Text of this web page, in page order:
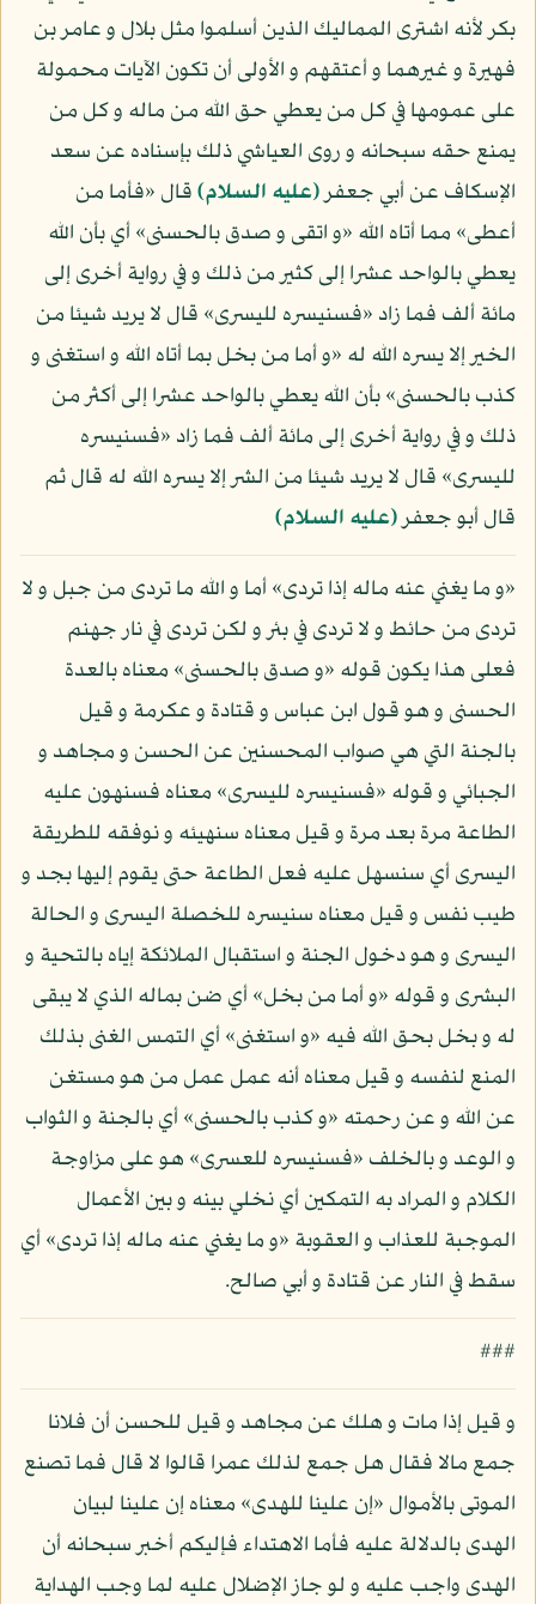
بكر لأنه اشترى المماليك الذين أسلموا مثل بلال و عامر بن
فهيرة و غيرهما و أعتقهم و الأولى أن تكون الآيات محمولة
على عمومها في كل من يعطي حق الله من ماله و كل من
يمنع حقه سبحانه و روى العياشي ذلك بإسناده عن سعد
الإسكاف عن أبي جعفر(عليه السلام)قال «فأما من
أعطى» مما أتاه الله «و اتقى و صدق بالحسنى» أي بأن الله
يعطي بالواحد عشرا إلى كثير من ذلك و في رواية أخرى إلى
مائة ألف فما زاد «فسنيسره لليسرى» قال لا يريد شيئا من
الخير إلا يسره الله له «و أما من بخل بما أتاه الله و استغنى و
كذب بالحسنى» بأن الله يعطي بالواحد عشرا إلى أكثر من
ذلك و في رواية أخرى إلى مائة ألف فما زاد «فسنيسره
لليسرى» قال لا يريد شيئا من الشر إلا يسره الله له قال ثم
قال أبو جعفر(عليه السلام)
«و ما يغني عنه ماله إذا تردى» أما و الله ما تردى من جبل و لا
تردى من حائط و لا تردى في بئر و لكن تردى في نار جهنم
فعلى هذا يكون قوله «و صدق بالحسنى» معناه بالعدة
الحسنى و هو قول ابن عباس و قتادة و عكرمة و قيل
بالجنة التي هي صواب المحسنين عن الحسن و مجاهد و
الجبائي و قوله «فسنيسره لليسرى» معناه فسنهون عليه
الطاعة مرة بعد مرة و قيل معناه سنهيئه و نوفقه للطريقة
اليسرى أي سنسهل عليه فعل الطاعة حتى يقوم إليها بجد و
طيب نفس و قيل معناه سنيسره للخصلة اليسرى و الحالة
اليسرى و هو دخول الجنة و استقبال الملائكة إياه بالتحية و
البشرى و قوله «و أما من بخل» أي ضن بماله الذي لا يبقى
له و بخل بحق الله فيه «و استغنى» أي التمس الغنى بذلك
المنع لنفسه و قيل معناه أنه عمل عمل من هو مستغن
عن الله و عن رحمته «و كذب بالحسنى» أي بالجنة و الثواب
و الوعد و بالخلف «فسنيسره للعسرى» هو على مزاوجة
الكلام و المراد به التمكين أي نخلي بينه و بين الأعمال
الموجبة للعذاب و العقوبة «و ما يغني عنه ماله إذا تردى» أي
سقط في النار عن قتادة و أبي صالح.
###
و قيل إذا مات و هلك عن مجاهد و قيل للحسن أن فلانا
جمع مالا فقال هل جمع لذلك عمرا قالوا لا قال فما تصنع
الموتى بالأموال «إن علينا للهدى» معناه إن علينا لبيان
الهدى بالدلالة عليه فأما الاهتداء فإليكم أخبر سبحانه أن
الهدى واجب عليه و لو جاز الإضلال عليه لما وجب الهداية